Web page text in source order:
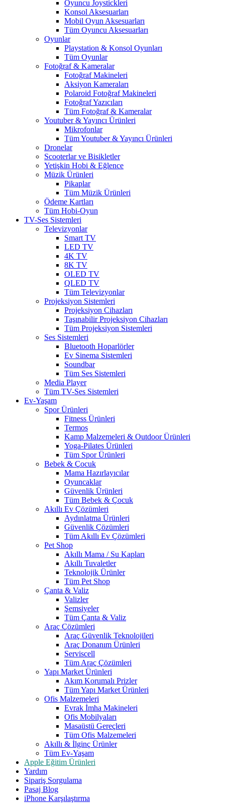
Oyuncu Joystickleri
Konsol Aksesuarları
Mobil Oyun Aksesuarları
Tüm Oyuncu Aksesuarları
Oyunlar
Playstation & Konsol Oyunları
Tüm Oyunlar
Fotoğraf & Kameralar
Fotoğraf Makineleri
Aksiyon Kameraları
Polaroid Fotoğraf Makineleri
Fotoğraf Yazıcıları
Tüm Fotoğraf & Kameralar
Youtuber & Yayıncı Ürünleri
Mikrofonlar
Tüm Youtuber & Yayıncı Ürünleri
Dronelar
Scooterlar ve Bisikletler
Yetişkin Hobi & Eğlence
Müzik Ürünleri
Pikaplar
Tüm Müzik Ürünleri
Ödeme Kartları
Tüm Hobi-Oyun
TV-Ses Sistemleri
Televizyonlar
Smart TV
LED TV
4K TV
8K TV
OLED TV
QLED TV
Tüm Televizyonlar
Projeksiyon Sistemleri
Projeksiyon Cihazları
Taşınabilir Projeksiyon Cihazları
Tüm Projeksiyon Sistemleri
Ses Sistemleri
Bluetooth Hoparlörler
Ev Sinema Sistemleri
Soundbar
Tüm Ses Sistemleri
Media Player
Tüm TV-Ses Sistemleri
Ev-Yaşam
Spor Ürünleri
Fitness Ürünleri
Termos
Kamp Malzemeleri & Outdoor Ürünleri
Yoga-Pilates Ürünleri
Tüm Spor Ürünleri
Bebek & Çocuk
Mama Hazırlayıcılar
Oyuncaklar
Güvenlik Ürünleri
Tüm Bebek & Çocuk
Akıllı Ev Çözümleri
Aydınlatma Ürünleri
Güvenlik Çözümleri
Tüm Akıllı Ev Çözümleri
Pet Shop
Akıllı Mama / Su Kapları
Akıllı Tuvaletler
Teknolojik Ürünler
Tüm Pet Shop
Çanta & Valiz
Valizler
Şemsiyeler
Tüm Çanta & Valiz
Araç Çözümleri
Araç Güvenlik Teknolojileri
Araç Donanım Ürünleri
Serviscell
Tüm Araç Çözümleri
Yapı Market Ürünleri
Akım Korumalı Prizler
Tüm Yapı Market Ürünleri
Ofis Malzemeleri
Evrak İmha Makineleri
Ofis Mobilyaları
Masaüstü Gereçleri
Tüm Ofis Malzemeleri
Akıllı & İlginç Ürünler
Tüm Ev-Yaşam
Apple Eğitim Ürünleri
Yardım
Sipariş Sorgulama
Pasaj Blog
iPhone Karşılaştırma